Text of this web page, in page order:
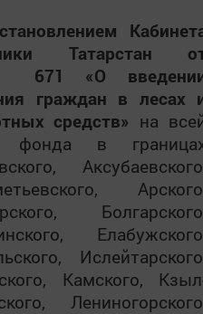
Татарстан
671 «О
граждан в лесах
средств» на
фонда в
Камского,